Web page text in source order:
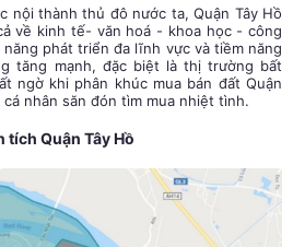
nội thành thủ đô nước ta, Quận Tây Hồ
về kinh tế- văn hoá - khoa học - công
phát triển đa lĩnh vực và tiềm năng
tăng mạnh, đặc biệt là thị trường bất
ngờ khi phân khúc mua bán đất Quận
nhân săn đón tìm mua nhiệt tình.
Quận Tây Hồ